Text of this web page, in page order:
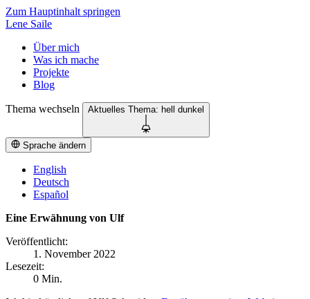
Zum Hauptinhalt springen
Lene Saile
Über mich
Was ich mache
Projekte
Blog
Thema wechseln Aktuelles Thema: hell dunkel
Sprache ändern
English
Deutsch
Español
Eine Erwähnung von Ulf
Veröffentlicht:
1. November 2022
Lesezeit:
0 Min.